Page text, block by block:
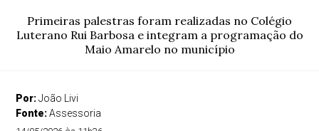
Primeiras palestras foram realizadas no Colégio
Luterano Rui Barbosa e integram a programação do
Maio Amarelo no município
Por:João Livi
Fonte:Assessoria